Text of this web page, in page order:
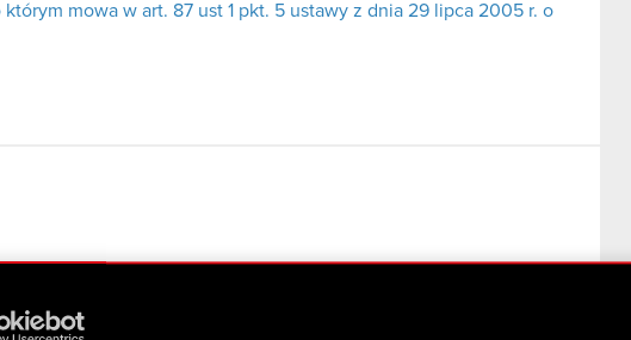
mowa w art. 87 ust 1 pkt. 5 ustawy z dnia 29 lipca 2005 r. o
do informacji poufnych